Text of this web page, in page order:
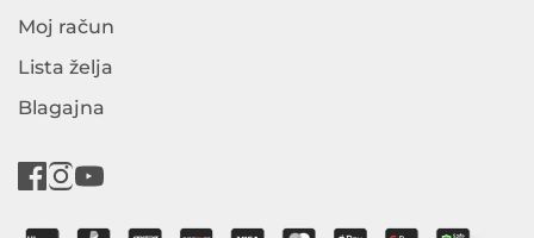
Moj račun
Lista želja
Blagajna